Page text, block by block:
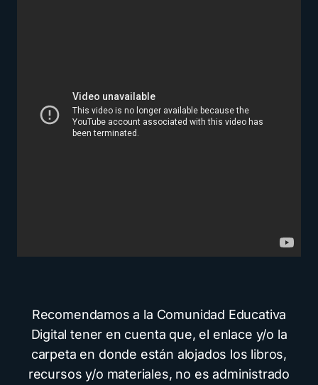
Recomendamos a la Comunidad Educativa
Digital tener en cuenta que, el enlace y/o la
carpeta en donde están alojados los libros,
recursos y/o materiales, no es administrado